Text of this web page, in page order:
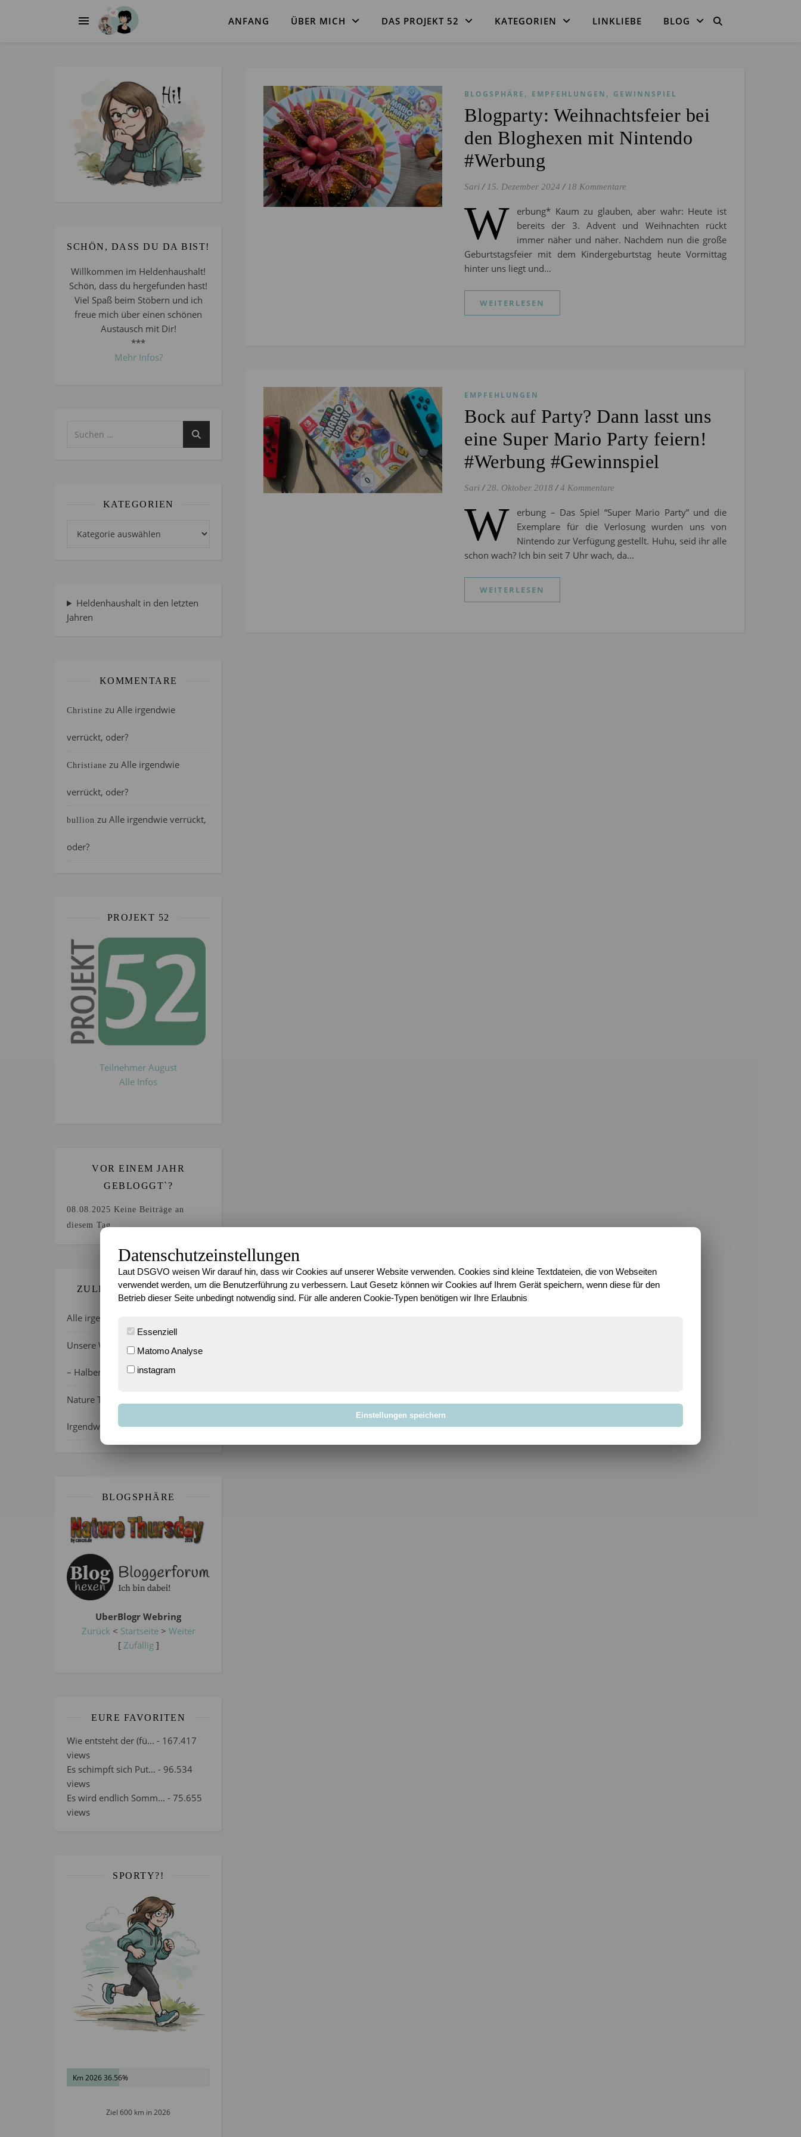
ANFANG ÜBER MICH DAS PROJEKT 52 KATEGORIEN LINKLIEBE BLOG
SCHÖN, DASS DU DA BIST!
Willkommen im Heldenhaushalt!
Schön, dass du hergefunden hast!
Viel Spaß beim Stöbern und ich
freue mich über einen schönen
Austausch mit Dir!
***
Mehr Infos?
KATEGORIEN
Heldenhaushalt in den letzten
Jahren
KOMMENTARE
Christine zu Alle irgendwie
verrückt, oder?
Christiane zu Alle irgendwie
verrückt, oder?
bullion zu Alle irgendwie verrückt,
oder?
PROJEKT 52
Teilnehmer August
Alle Infos
VOR EINEM JAHR
GEBLOGGT`?
08.08.2025 Keine Beiträge an
diesem Tag.
ZULETZT GEBLOGGT…
Alle irgendwie verrückt, oder?
Unsere Wochenlieblinge 31/2026
– Halber Alltag ist zurück
Nature Thursday 21/2026 –
Irgendwie wie April, oder?
BLOGSPHÄRE
UberBlogr Webring
Zurück < Startseite> Weiter
[ Zufällig]
EURE FAVORITEN
Wie entsteht der (fü... - 167.417
views
Es schimpft sich Put... - 96.534
views
Es wird endlich Somm... - 75.655
views
SPORTY?!
Km 2026 36.56%
Ziel 600 km in 2026
BLOGSPHÄRE , EMPFEHLUNGEN , GEWINNSPIEL
Blogparty: Weihnachtsfeier bei
den Bloghexen mit Nintendo
#Werbung
Sari / 15. Dezember 2024 / 18 Kommentare
W
erbung* Kaum zu glauben, aber wahr: Heute ist
bereits der 3. Advent und Weihnachten rückt
immer näher und näher. Nachdem nun die große
Geburtstagsfeier mit dem Kindergeburtstag heute Vormittag
hinter uns liegt und…
WEITERLESEN
EMPFEHLUNGEN
Bock auf Party? Dann lasst uns
eine Super Mario Party feiern!
#Werbung #Gewinnspiel
Sari / 28. Oktober 2018 / 4 Kommentare
W
erbung – Das Spiel “Super Mario Party” und die
Exemplare für die Verlosung wurden uns von
Nintendo zur Verfügung gestellt. Huhu, seid ihr alle
schon wach? Ich bin seit 7 Uhr wach, da…
WEITERLESEN
Datenschutzeinstellungen
Laut DSGVO weisen Wir darauf hin, dass wir Cookies auf unserer Website verwenden. Cookies sind kleine Textdateien, die von Webseiten
verwendet werden, um die Benutzerführung zu verbessern. Laut Gesetz können wir Cookies auf Ihrem Gerät speichern, wenn diese für den
Betrieb dieser Seite unbedingt notwendig sind. Für alle anderen Cookie-Typen benötigen wir Ihre Erlaubnis
Essenziell
Matomo Analyse
instagram
Einstellungen speichern